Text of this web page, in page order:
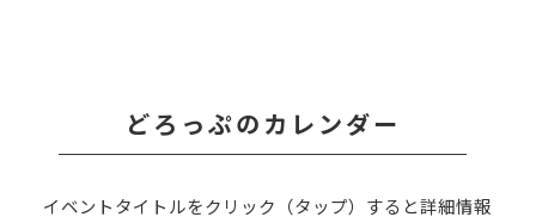
どろっぷのカレンダー
イベントタイトルをクリック（タップ）すると詳細情報